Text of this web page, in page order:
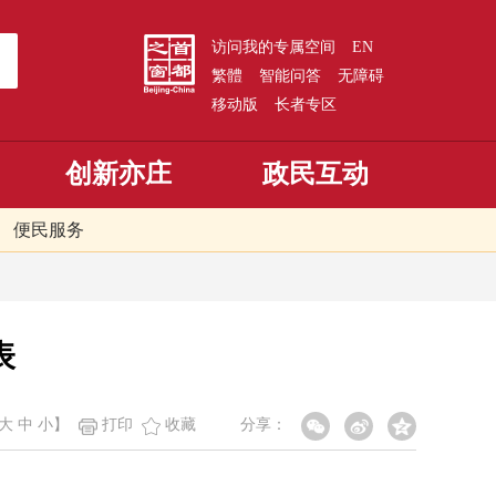
访问我的专属空间
EN
繁體
智能问答
无障碍
移动版
长者专区
便民服务
创新亦庄 政民互动
分享：
中 小 】 打印 收藏